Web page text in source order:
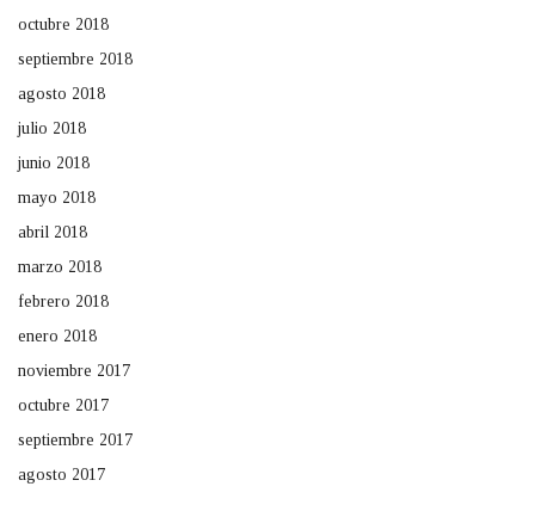
octubre 2018
septiembre 2018
agosto 2018
julio 2018
junio 2018
mayo 2018
abril 2018
marzo 2018
febrero 2018
enero 2018
noviembre 2017
octubre 2017
septiembre 2017
agosto 2017